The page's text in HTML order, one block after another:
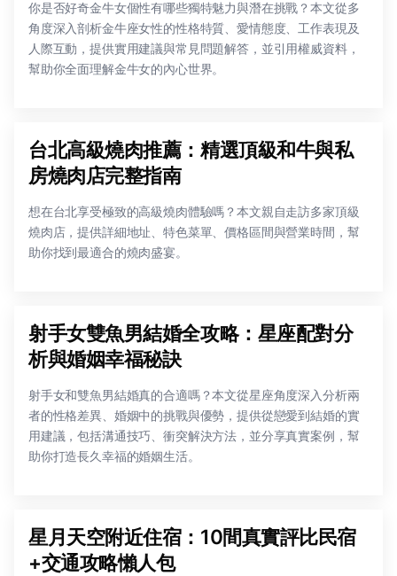
你是否好奇金牛女個性有哪些獨特魅力與潛在挑戰？本文從多
角度深入剖析金牛座女性的性格特質、愛情態度、工作表現及
人際互動，提供實用建議與常見問題解答，並引用權威資料，
幫助你全面理解金牛女的內心世界。
台北高級燒肉推薦：精選頂級和牛與私
房燒肉店完整指南
想在台北享受極致的高級燒肉體驗嗎？本文親自走訪多家頂級
燒肉店，提供詳細地址、特色菜單、價格區間與營業時間，幫
助你找到最適合的燒肉盛宴。
射手女雙魚男結婚全攻略：星座配對分
析與婚姻幸福秘訣
射手女和雙魚男結婚真的合適嗎？本文從星座角度深入分析兩
者的性格差異、婚姻中的挑戰與優勢，提供從戀愛到結婚的實
用建議，包括溝通技巧、衝突解決方法，並分享真實案例，幫
助你打造長久幸福的婚姻生活。
星月天空附近住宿：10間真實評比民宿
+交通攻略懶人包